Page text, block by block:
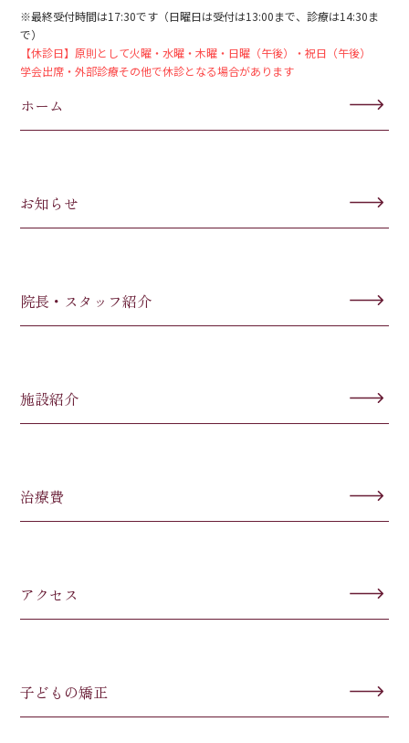
※最終受付時間は17:30です（日曜日は受付は13:00まで、診療は14:30ま
で）
【休診日】原則として火曜・水曜・木曜・日曜（午後）・祝日（午後）
学会出席・外部診療その他で休診となる場合があります
ホーム
お知らせ
院長・スタッフ紹介
施設紹介
治療費
アクセス
子どもの矯正